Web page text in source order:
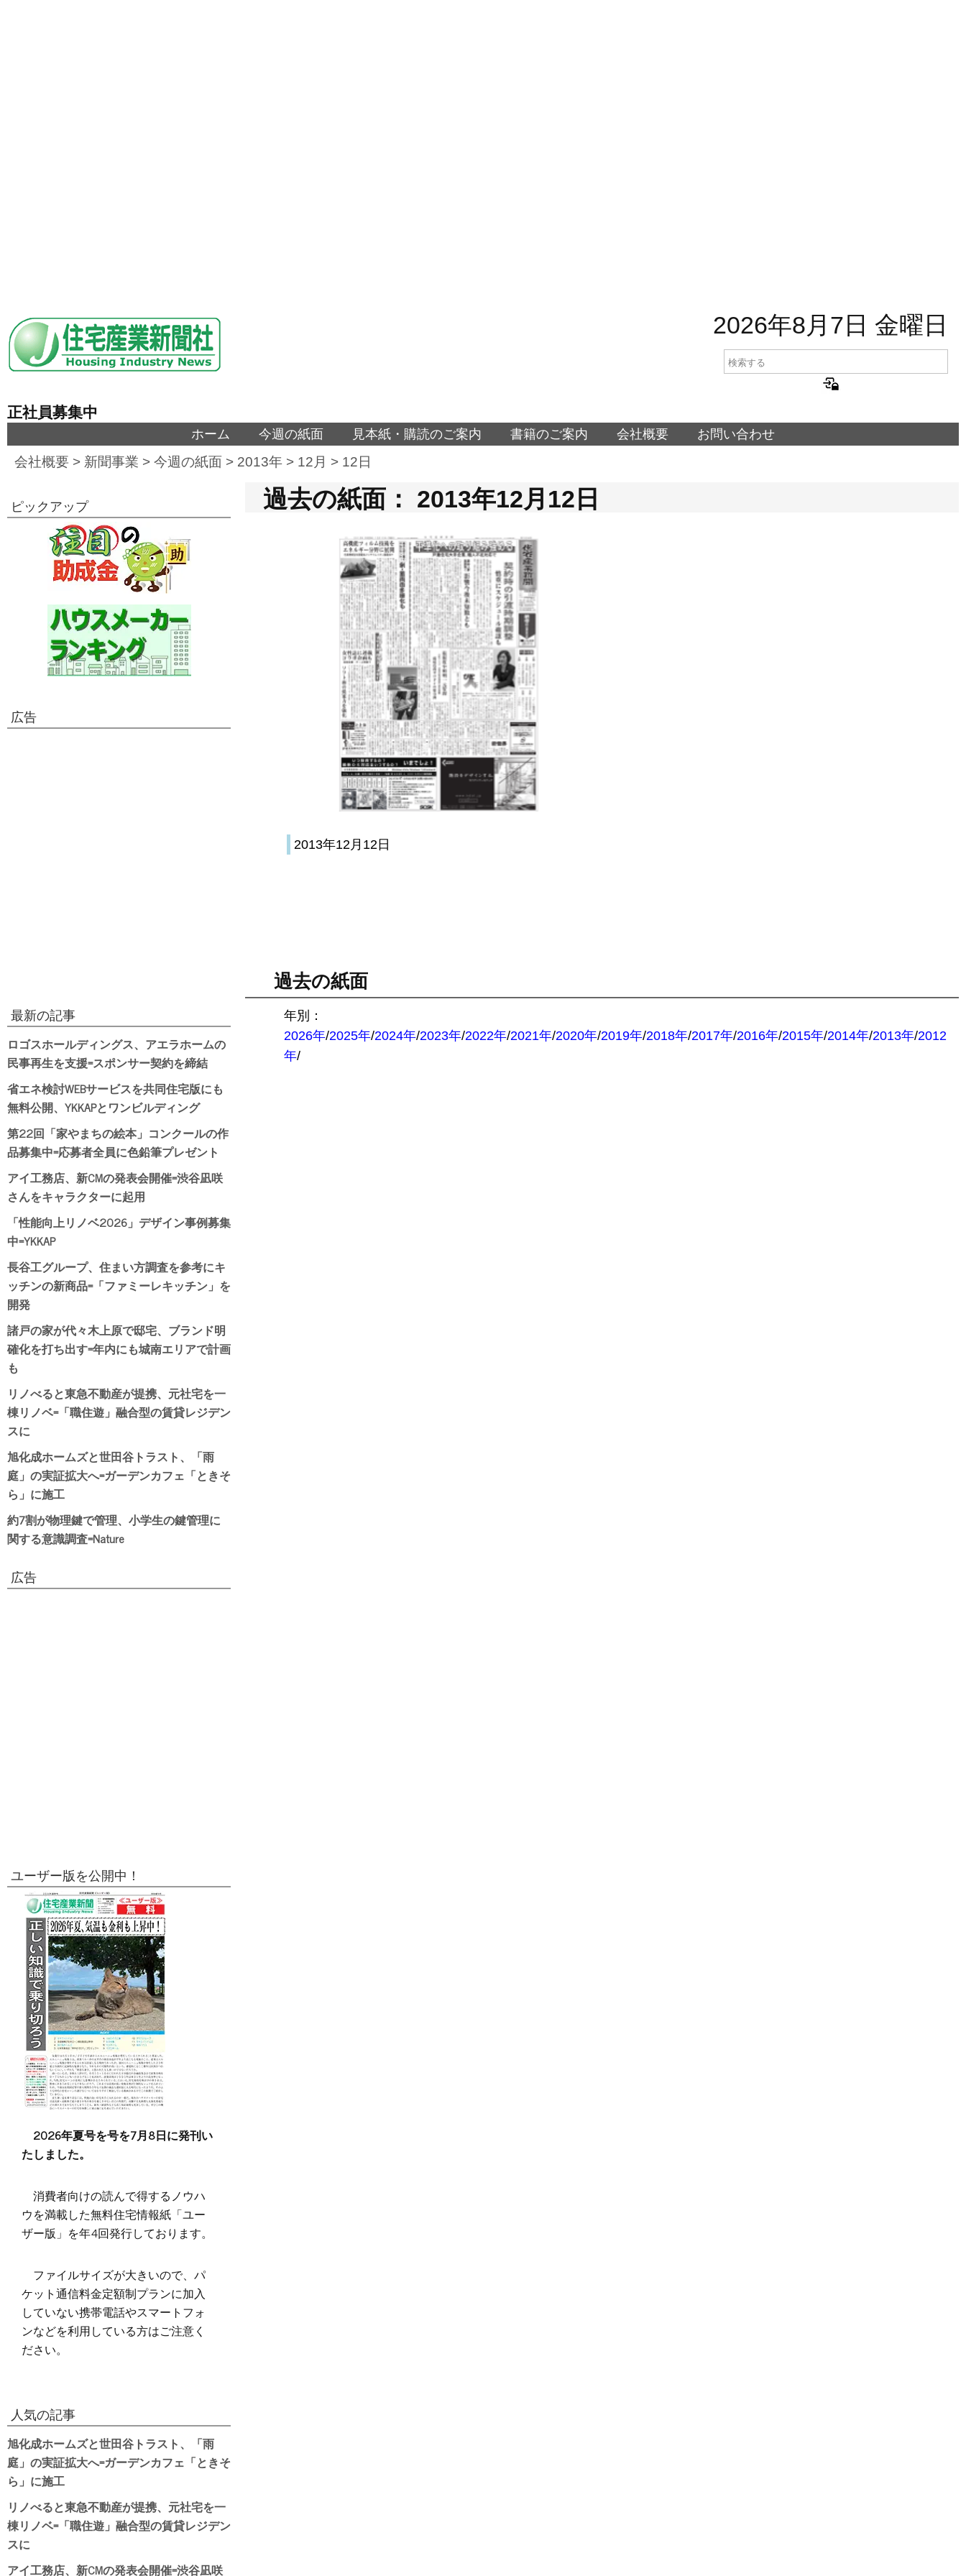
2026年8月7日 金曜日
正社員募集中
ホーム 今週の紙面 見本紙・購読のご案内 書籍のご案内 会社概要 お問い合わせ
会社概要 > 新聞事業 > 今週の紙面 > 2013年 > 12月 > 12日
過去の紙面： 2013年12月12日
2013年12月12日
過去の紙面
年別：
2026年/2025年/2024年/2023年/2022年/2021年/2020年/2019年/2018年/2017年/2016年/2015年/2014年/2013年/2012
年/
ピックアップ
広告
最新の記事
ロゴスホールディングス、アエラホームの
民事再生を支援=スポンサー契約を締結
省エネ検討WEBサービスを共同住宅版にも
無料公開、YKKAPとワンビルディング
第22回「家やまちの絵本」コンクールの作
品募集中=応募者全員に色鉛筆プレゼント
アイ工務店、新CMの発表会開催=渋谷凪咲
さんをキャラクターに起用
「性能向上リノベ2026」デザイン事例募集
中=YKKAP
長谷工グループ、住まい方調査を参考にキ
ッチンの新商品=「ファミーレキッチン」を
開発
諸戸の家が代々木上原で邸宅、ブランド明
確化を打ち出す=年内にも城南エリアで計画
も
リノべると東急不動産が提携、元社宅を一
棟リノベ=「職住遊」融合型の賃貸レジデン
スに
旭化成ホームズと世田谷トラスト、「雨
庭」の実証拡大へ=ガーデンカフェ「ときそ
ら」に施工
約7割が物理鍵で管理、小学生の鍵管理に
関する意識調査=Nature
広告
ユーザー版を公開中！
2026年夏号を号を7月8日に発刊い
たしました。
消費者向けの読んで得するノウハ
ウを満載した無料住宅情報紙「ユー
ザー版」を年4回発行しております。
ファイルサイズが大きいので、パ
ケット通信料金定額制プランに加入
していない携帯電話やスマートフォ
ンなどを利用している方はご注意く
ださい。
人気の記事
旭化成ホームズと世田谷トラスト、「雨
庭」の実証拡大へ=ガーデンカフェ「ときそ
ら」に施工
リノべると東急不動産が提携、元社宅を一
棟リノベ=「職住遊」融合型の賃貸レジデン
スに
アイ工務店、新CMの発表会開催=渋谷凪咲